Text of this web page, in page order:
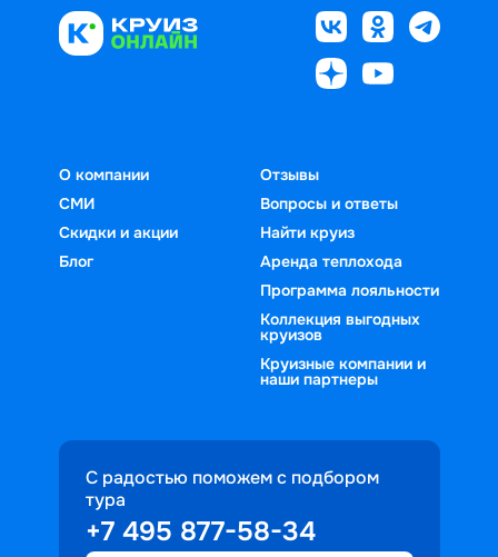
О компании
СМИ
Скидки и акции
Блог
Отзывы
Вопросы и ответы
Найти круиз
Аренда теплохода
Программа лояльности
Коллекция выгодных
круизов
Круизные компании и
наши партнеры
С радостью поможем с подбором
тура
+7 495 877-58-34